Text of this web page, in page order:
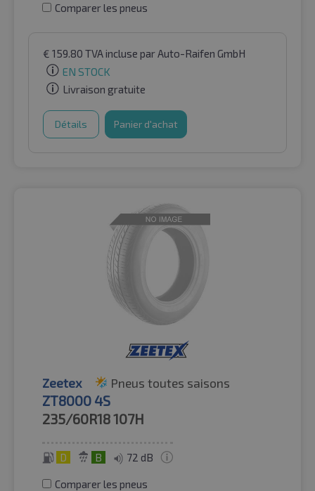
Comparer les pneus
€ 159.80 TVA incluse par Auto-Raifen GmbH
EN STOCK
Livraison gratuite
Détails Panier d'achat
Zeetex Pneus toutes saisons
ZT8000 4S
235/60R18107H
D B 72 dB
Comparer les pneus